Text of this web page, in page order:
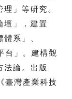
」等研究。
壇」，建置
體系」、
台」。建構觀
法論。出版
臺灣產業科技